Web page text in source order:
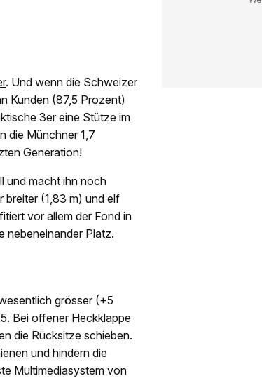
. Und wenn die Schweizer
Kunden (87,5 Prozent)
3er eine Stütze im
die Münchner 1,7
Generation!
und macht ihn noch
breiter (1,83 m) und elf
vor allem der Fond in
nebeneinander Platz.
grösser (+5
Bei offener Heckklappe
die Rücksitze schieben.
und hindern die
Multimediasystem von